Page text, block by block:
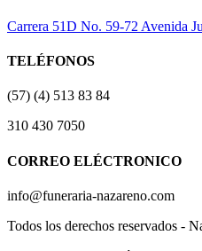
Carrera 51D No. 59-72 Avenida
TELÉFONOS
(57) (4) 513 83 84
310 430 7050
CORREO ELÉCTRONICO
info@funeraria-nazareno.com
Todos los derechos reservados -